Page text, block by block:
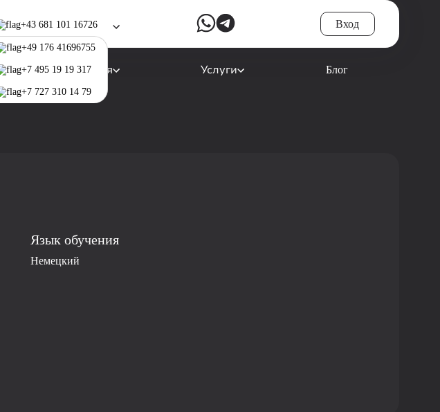
+43 681 101 16726
+49 176 41696755
+7 495 19 19 317
+7 727 310 14 79
Вход
обучения Услуги Блог
Язык обучения
Немецкий